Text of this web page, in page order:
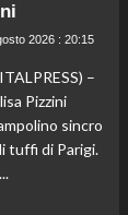
2026 : 20:15
–
Pizzini
sincro
tuffi di Parigi.